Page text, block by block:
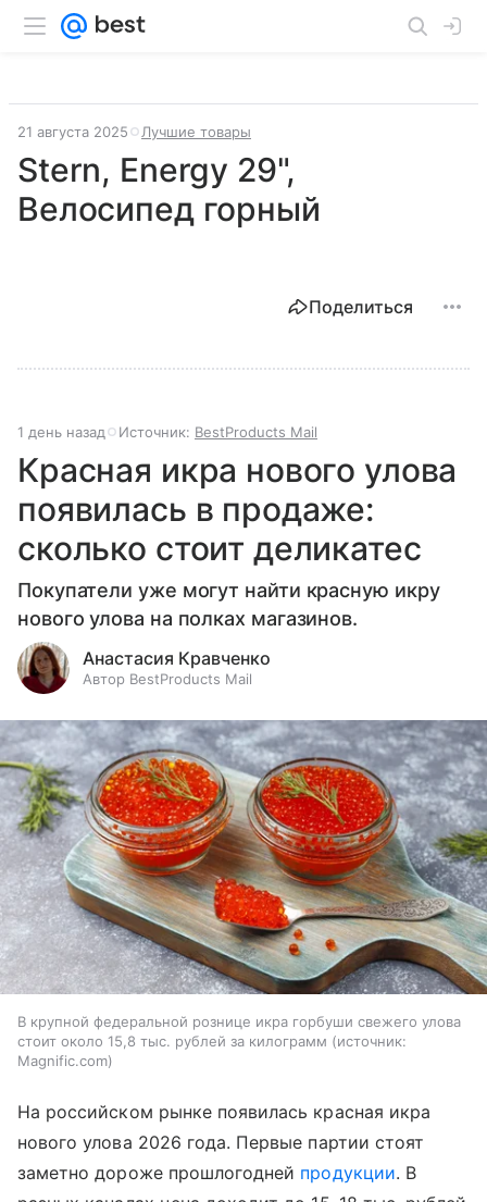
21 августа 2025 Лучшие товары
Stern, Energy 29",
Велосипед горный
Поделиться
1 день назад Источник: BestProducts Mail
Красная икра нового улова
появилась в продаже:
сколько стоит деликатес
Покупатели уже могут найти красную икру
нового улова на полках магазинов.
Анастасия Кравченко
Автор BestProducts Mail
В крупной федеральной рознице икра горбуши свежего улова
стоит около 15,8 тыс. рублей за килограмм
источник:
Magnific.com
На российском рынке появилась красная икра
нового улова 2026 года. Первые партии стоят
заметно дороже прошлогодней продукции. В